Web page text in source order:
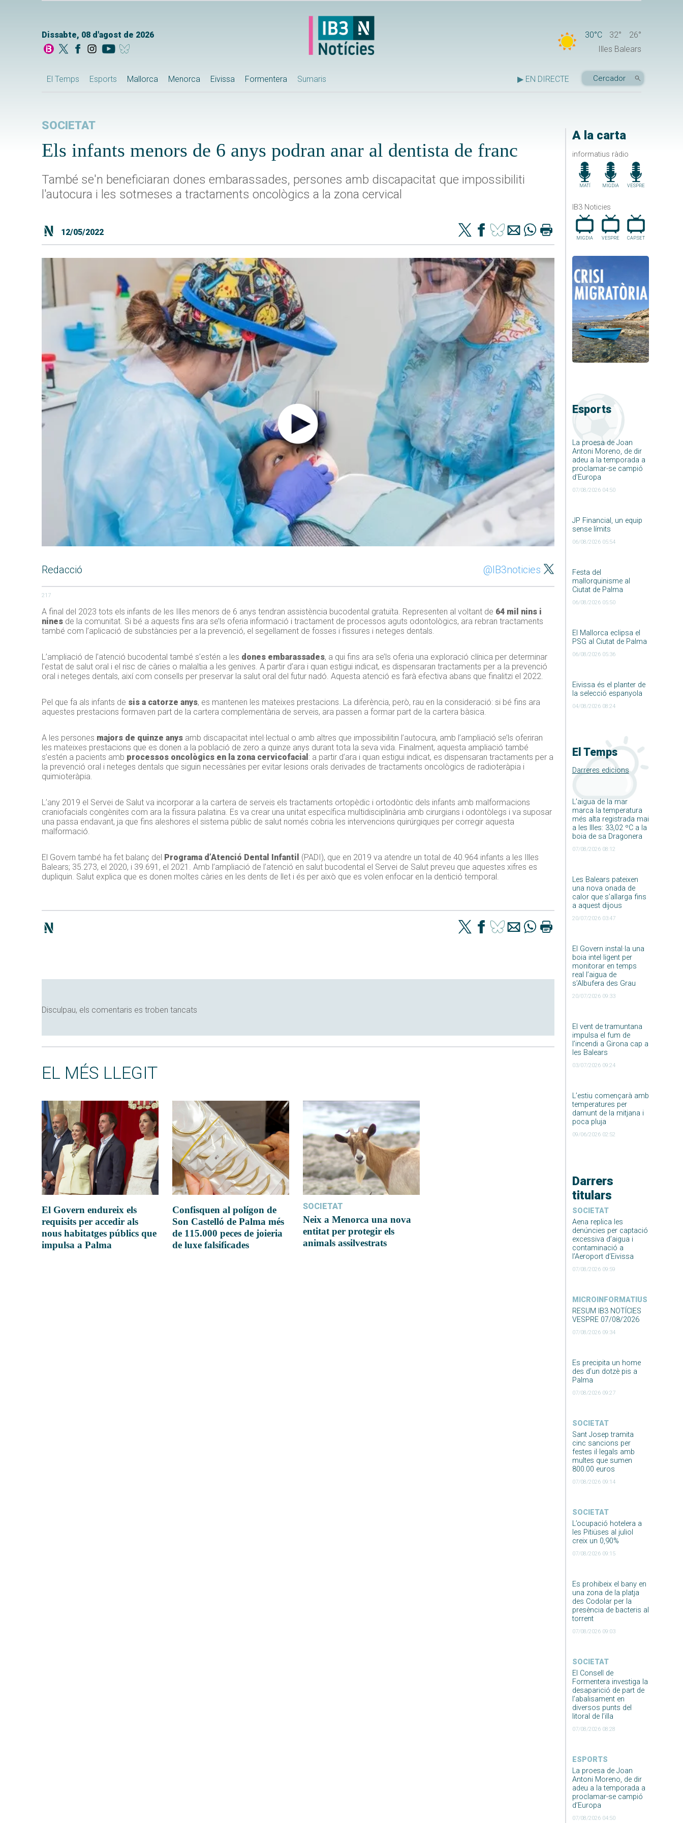
Dissabte, 08 d'agost de 2026 30°C 32°
26°
Illes Balears
El Temps Esports Mallorca Menorca Eivissa Formentera Sumaris ▶ EN DIRECTE
A la carta
informatius ràdio
MATÍ MIGDIA VESPRE
IB3 Noticies
MIGDIA VESPRE CAP.SET
Esports
La proesa de Joan
Antoni Moreno, de dir
adeu a la temporada a
proclamar-se campió
d’Europa
07/08/2026 04:50
JP Financial, un equip
sense límits
06/08/2026 05:54
Festa del
mallorquinisme al
Ciutat de Palma
06/08/2026 05:50
El Mallorca eclipsa el
PSG al Ciutat de Palma
06/08/2026 05:36
Eivissa és el planter de
la selecció espanyola
04/08/2026 08:24
El Temps
Darreres edicions
L’aigua de la mar
marca la temperatura
més alta registrada mai
a les Illes: 33,02 ºC a la
boia de sa Dragonera
07/08/2026 08:12
Les Balears pateixen
una nova onada de
calor que s’allarga fins
a aquest dijous
20/07/2026 03:47
El Govern instal·la una
boia intel·ligent per
monitorar en temps
real l’aigua de
s’Albufera des Grau
20/07/2026 09:33
El vent de tramuntana
impulsa el fum de
l’incendi a Girona cap a
les Balears
03/07/2026 09:24
L’estiu començarà amb
temperatures per
damunt de la mitjana i
poca pluja
09/06/2026 02:52
Darrers
titulars
SOCIETAT
Aena replica les
denúncies per captació
excessiva d’aigua i
contaminació a
l’Aeroport d’Eivissa
07/08/2026 09:59
MICROINFORMATIUS
RESUM IB3 NOTÍCIES
VESPRE 07/08/2026
07/08/2026 09:34
Es precipita un home
des d’un dotzè pis a
Palma
07/08/2026 09:27
SOCIETAT
Sant Josep tramita
cinc sancions per
festes il·legals amb
multes que sumen
800.00 euros
07/08/2026 09:14
SOCIETAT
L’ocupació hotelera a
les Pitiüses al juliol
creix un 0,90%
07/08/2026 09:15
Es prohibeix el bany en
una zona de la platja
des Codolar per la
presència de bacteris al
torrent
07/08/2026 09:03
SOCIETAT
El Consell de
Formentera investiga la
desaparició de part de
l’abalisament en
diversos punts del
litoral de l’illa
07/08/2026 08:28
ESPORTS
La proesa de Joan
Antoni Moreno, de dir
adeu a la temporada a
proclamar-se campió
d’Europa
07/08/2026 04:50
SOCIETAT
Els infants menors de 6 anys podran anar al dentista de franc
També se'n beneficiaran dones embarassades, persones amb discapacitat que impossibiliti
l'autocura i les sotmeses a tractaments oncològics a la zona cervical
12/05/2022
Redacció @IB3noticies
217
A final del 2023 tots els infants de les Illes menors de 6 anys tendran assistència bucodental gratuïta. Representen al voltant de 64 mil nins i
nines de la comunitat. Si bé a aquests fins ara se’ls oferia informació i tractament de processos aguts odontològics, ara rebran tractaments
també com l’aplicació de substàncies per a la prevenció, el segellament de fosses i fissures i neteges dentals.
L’ampliació de l’atenció bucodental també s’estén a les dones embarassades, a qui fins ara se’ls oferia una exploració clínica per determinar
l’estat de salut oral i el risc de càries o malaltia a les genives. A partir d’ara i quan estigui indicat, es dispensaran tractaments per a la prevenció
oral i neteges dentals, així com consells per preservar la salut oral del futur nadó. Aquesta atenció es farà efectiva abans que finalitzi el 2022.
Pel que fa als infants de sis a catorze anys, es mantenen les mateixes prestacions. La diferència, però, rau en la consideració: si bé fins ara
aquestes prestacions formaven part de la cartera complementària de serveis, ara passen a formar part de la cartera bàsica.
A les persones majors de quinze anys amb discapacitat intel·lectual o amb altres que impossibilitin l’autocura, amb l’ampliació se’ls oferiran
les mateixes prestacions que es donen a la població de zero a quinze anys durant tota la seva vida. Finalment, aquesta ampliació també
s’estén a pacients amb processos oncològics en la zona cervicofacial : a partir d’ara i quan estigui indicat, es dispensaran tractaments per a
la prevenció oral i neteges dentals que siguin necessàries per evitar lesions orals derivades de tractaments oncològics de radioteràpia i
quimioteràpia.
L’any 2019 el Servei de Salut va incorporar a la cartera de serveis els tractaments ortopèdic i ortodòntic dels infants amb malformacions
craniofacials congènites com ara la fissura palatina. Es va crear una unitat específica multidisciplinària amb cirurgians i odontòlegs i va suposar
una passa endavant, ja que fins aleshores el sistema públic de salut només cobria les intervencions quirúrgiques per corregir aquesta
malformació.
El Govern també ha fet balanç del Programa d’Atenció Dental Infantil (PADI ), que en 2019 va atendre un total de 40.964 infants a les Illes
Balears; 35.273, el 2020, i 39.691, el 2021. Amb l’ampliació de l’atenció en salut bucodental el Servei de Salut preveu que aquestes xifres es
dupliquin. Salut explica que es donen moltes càries en les dents de llet i és per això que es volen enfocar en la dentició temporal.
Disculpau, els comentaris es troben tancats
EL MÉS LLEGIT
El Govern endureix els
requisits per accedir als
nous habitatges públics que
impulsa a Palma
Confisquen al polígon de
Son Castelló de Palma més
de 115.000 peces de joieria
de luxe falsificades
SOCIETAT
Neix a Menorca una nova
entitat per protegir els
animals assilvestrats